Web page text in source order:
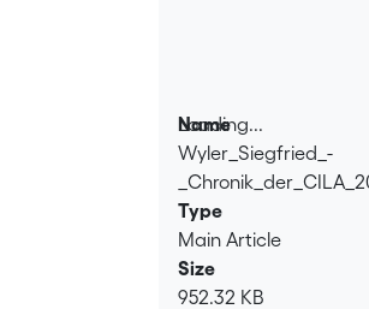
Loading...
Loading...
Name
Wyler_Siegfried_-
Type
Main Article
Size
952.32 KB